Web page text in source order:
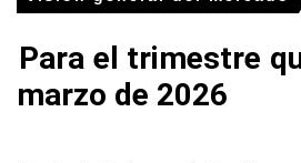
Para el trimestre
marzo de 2026